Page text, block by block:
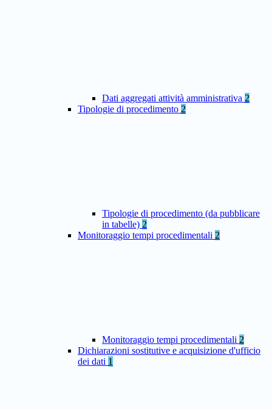
Dati aggregati attività amministrativa 2
Tipologie di procedimento 2
Tipologie di procedimento (da pubblicare
in tabelle) 2
Monitoraggio tempi procedimentali 2
Monitoraggio tempi procedimentali 2
Dichiarazioni sostitutive e acquisizione d'ufficio
dei dati 1